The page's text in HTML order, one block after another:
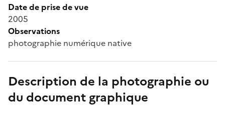
Date de prise de vue
2005
Observations
photographie numérique native
Description de la photographie ou
du document graphique